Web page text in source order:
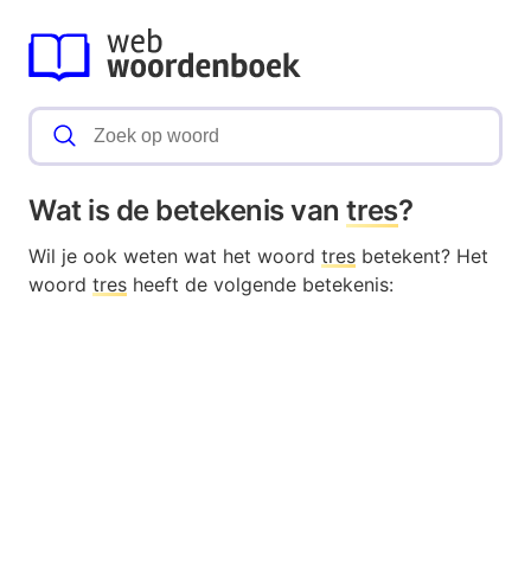
Wat is de betekenis vantres?
Wil je ook weten wat het woord tres betekent? Het
woord tres heeft de volgende betekenis: